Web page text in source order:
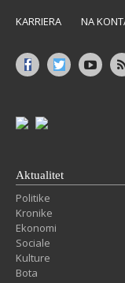
KARRIERA NA
Aktualitet
Politike
Kronike
Ekonomi
Sociale
Kulture
Bota